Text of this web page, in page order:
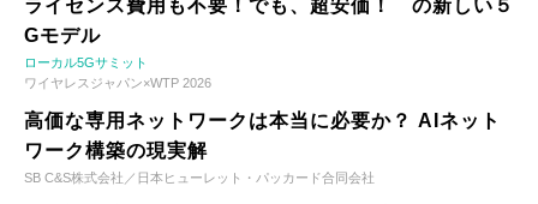
ライセンス費用も不要！でも、超安価！ の新しい５
Gモデル
ローカル5Gサミット
ワイヤレスジャパン×WTP 2026
高価な専用ネットワークは本当に必要か？ AIネット
ワーク構築の現実解
SB C&S株式会社／日本ヒューレット・パッカード合同会社